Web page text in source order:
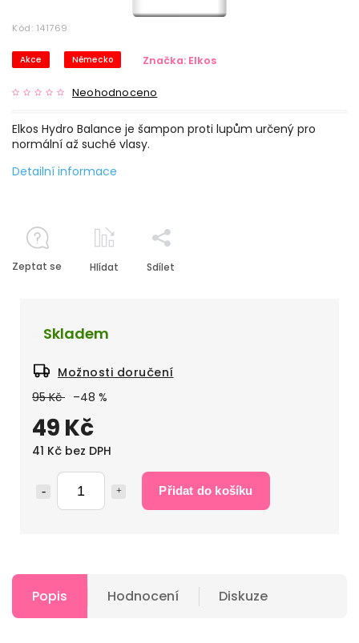
Kód: 141769
Akce Německo
Neohodnoceno
Značka: Elkos
95 Kč –48 %
49 Kč
41 Kč bez DPH
Přidat do košíku
Skladem
Možnosti doručení
Elkos Hydro Balance je šampon proti lupům určený pro
normální až suché vlasy.
Detailní informace
Zeptat se Hlídat Sdílet
Popis Hodnocení Diskuze